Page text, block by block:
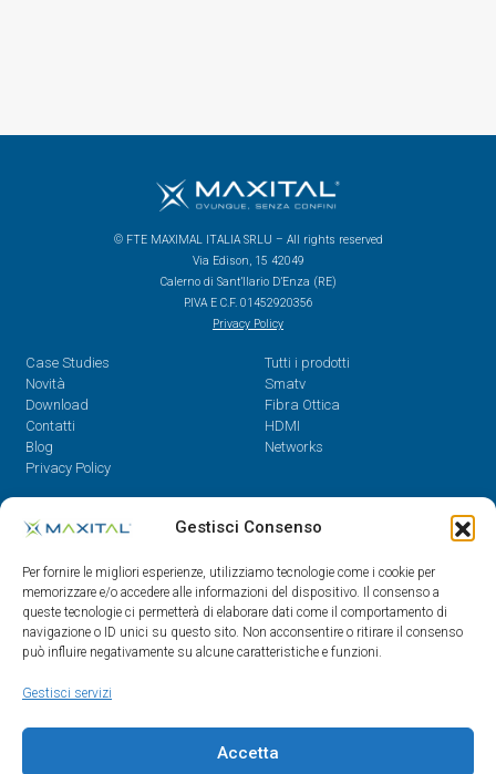
Gestisci Consenso
Per fornire le migliori esperienze, utilizziamo tecnologie come i cookie per
memorizzare e/o accedere alle informazioni del dispositivo. Il consenso a
queste tecnologie ci permetterà di elaborare dati come il comportamento di
navigazione o ID unici su questo sito. Non acconsentire o ritirare il consenso
può influire negativamente su alcune caratteristiche e funzioni.
Gestisci servizi
Accetta
© FTE MAXIMAL ITALIA SRLU – All rights reserved
Via Edison, 15 42049
Calerno di Sant’Ilario D’Enza (RE)
P.IVA E C.F. 01452920356
Privacy Policy
Case Studies
Novità
Download
Contatti
Blog
Privacy Policy
Tutti i prodotti
Smatv
Fibra Ottica
HDMI
Networks
Contatti
08.30 - 12.30 / 14 - 18
0522/909701
0522/909748